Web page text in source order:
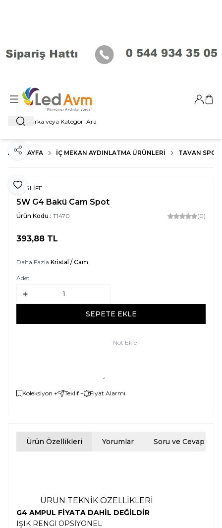
Ara
Giriş
ANA SAYFA İÇ MEKAN AYDINLATMA ÜRÜNLERI TAVAN SPOT
Favoriye Ekle
Paylaş
FORLİFE
5W G4 Bakü Cam Spot
Ürün Kodu : T1470 (0)
393,88 TL
Daha Fazla Kristal / Cam
Adet
SEPETE EKLE
Not Ekle
Koleksiyon + Teklif + Fiyat Alarmı
Ürün Özellikleri Yorumlar Soru ve Cevap
ÜRÜN TEKNİK ÖZELLİKLERİ
G4 AMPUL FİYATA DAHİL DEĞİLDİR
IŞIK RENGİ OPSİYONEL